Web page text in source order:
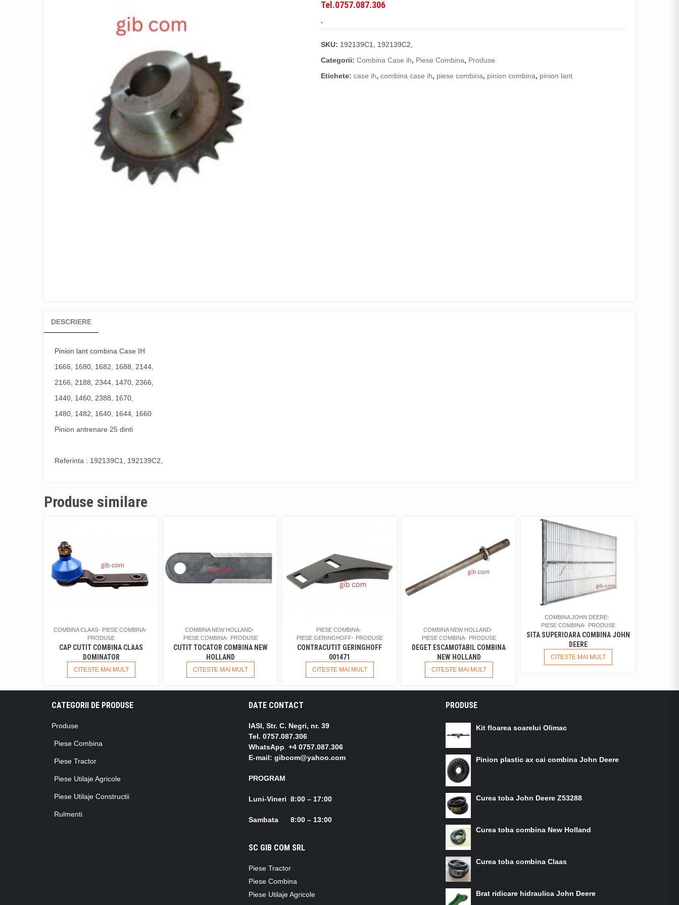
Tel.0757.087.306
.
SKU: 192139C1, 192139C2,
Categorii:Combina Case ih, Piese Combina, Produse
Etichete:case ih,combina case ih, piese combina, pinion combina, pinion lant
DESCRIERE
Pinion lant combina Case IH
1666, 1680, 1682, 1688, 2144,
2166, 2188, 2344, 1470, 2366,
1440, 1460, 2388, 1670,
1480, 1482, 1640, 1644, 1660
Pinion antrenare 25 dinti
Referinta : 192139C1, 192139C2,
Produse similare
COMBINA CLAAS
PIESE COMBINA
PRODUSE
CAP CUTIT COMBINA CLAAS
DOMINATOR
CITESTE MAI MULT
COMBINA NEW HOLLAND
PIESE COMBINA
PRODUSE
CUTIT TOCATOR COMBINA NEW
HOLLAND
CITESTE MAI MULT
PIESE COMBINA
PIESE GERINGHOFF
PRODUSE
CONTRACUTIT GERINGHOFF
001471
CITESTE MAI MULT
COMBINA NEW HOLLAND
PIESE COMBINA
PRODUSE
DEGET ESCAMOTABIL COMBINA
NEW HOLLAND
CITESTE MAI MULT
COMBINA JOHN DEERE
PIESE COMBINA
PRODUSE
SITA SUPERIOARA COMBINA JOHN
DEERE
CITESTE MAI MULT
CATEGORII DE PRODUSE
Produse
Piese Combina
Piese Tractor
Piese Utilaje Agricole
Piese Utilaje Constructii
Rulmenti
DATE CONTACT
IASI, Str. C. Negri, nr. 39
Tel. 0757.087.306
WhatsApp +4 0757.087.306
E-mail: gibcom@yahoo.com
PROGRAM
Luni-Vineri 8:00 – 17:00
Sambata 8:00 – 13:00
SC GIB COM SRL
Piese Tractor
Piese Combina
Piese Utilaje Agricole
PRODUSE
Kit floarea soarelui Olimac
Pinion plastic ax cai combina John Deere
Curea toba John Deere Z53288
Curea toba combina New Holland
Curea toba combina Claas
Brat ridicare hidraulica John Deere